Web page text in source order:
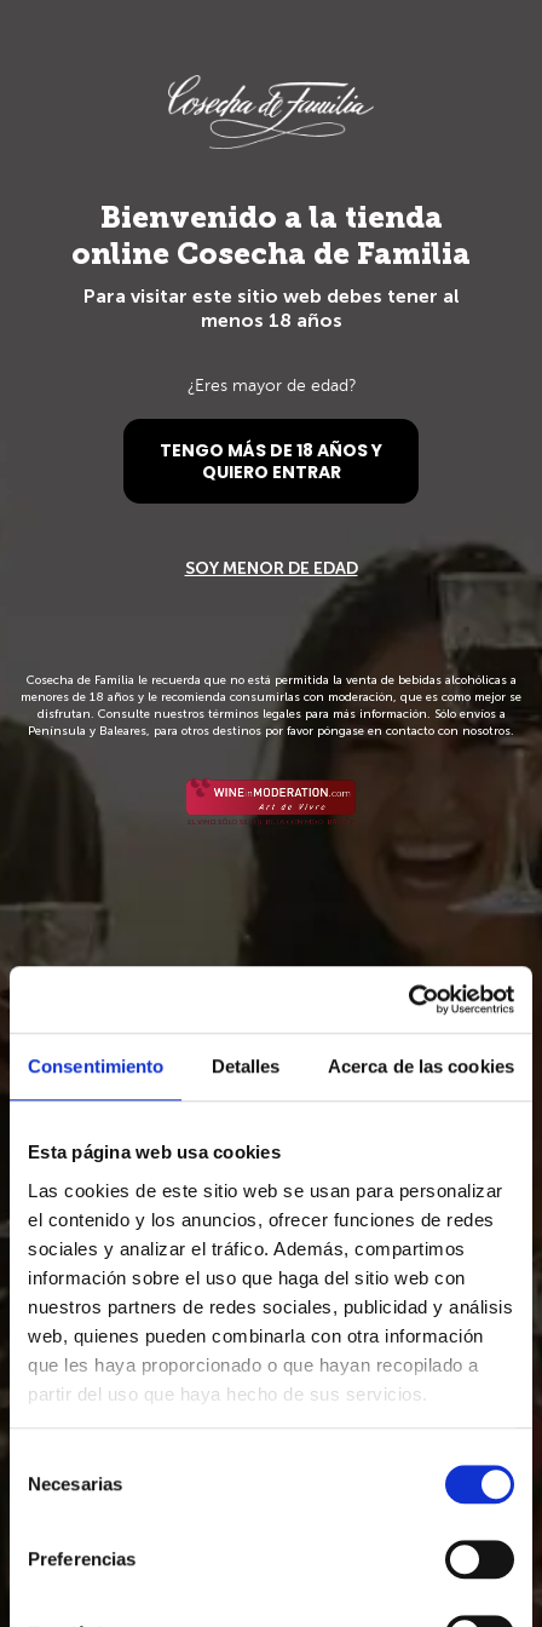
Consentimiento Detalles Acerca de las cookies
Esta página web usa cookies
Las cookies de este sitio web se usan para personalizar
el contenido y los anuncios, ofrecer funciones de redes
sociales y analizar el tráfico. Además, compartimos
información sobre el uso que haga del sitio web con
nuestros partners de redes sociales, publicidad y análisis
web, quienes pueden combinarla con otra información
que les haya proporcionado o que hayan recopilado a
partir del uso que haya hecho de sus servicios.
Necesarias
Preferencias
Bienvenido a la tienda
online Cosecha de Familia
Para visitar este sitio web debes tener al
menos 18 años
¿Eres mayor de edad?
TENGO MÁS DE 18 AÑOS Y
QUIERO ENTRAR
SOY MENOR DE EDAD
Cosecha de Familia le recuerda que no está permitida la venta de bebidas alcohólicas a
menores de 18 años y le recomienda consumirlas con moderación, que es como mejor se
disfrutan. Consulte nuestros términos legales para más información. Sólo envíos a
Península y Baleares, para otros destinos por favor póngase en contacto con nosotros.
Bienvenido a tu Club Cosecha de
Familia
Crear cuenta
Iniciar sesión
Iniciar sesión
Crea tu cuenta y únete al
club
Acepto lapolítica de privacidad.
Crear cuenta
Descubre tus ventajas por